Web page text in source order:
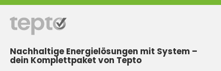
Nachhaltige Energielösungen mit System –
dein Komplettpaket von Tepto